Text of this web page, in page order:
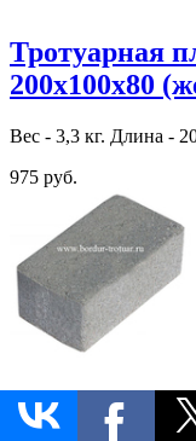
Тротуарная
200х100х80
Вес - 3,3 кг. Длина -
975 руб.
Тротуарная
200х100х60